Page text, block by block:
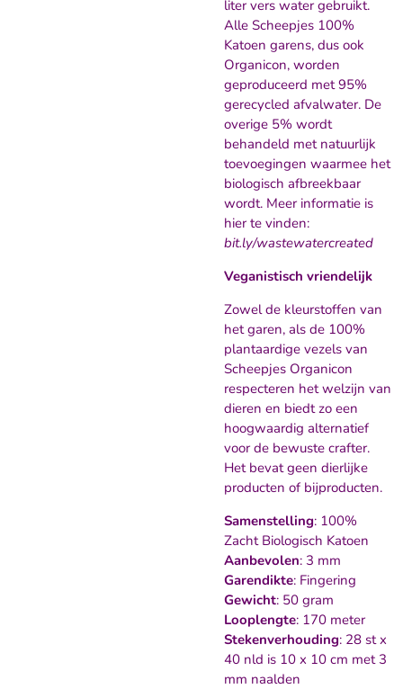
liter vers water gebruikt.
Alle Scheepjes 100%
Katoen garens, dus ook
Organicon, worden
geproduceerd met 95%
gerecycled afvalwater. De
overige 5% wordt
behandeld met natuurlijk
toevoegingen waarmee het
biologisch afbreekbaar
wordt. Meer informatie is
hier te vinden:
bit.ly/wastewatercreated
Veganistisch vriendelijk
Zowel de kleurstoffen van
het garen, als de 100%
plantaardige vezels van
Scheepjes Organicon
respecteren het welzijn van
dieren en biedt zo een
hoogwaardig alternatief
voor de bewuste crafter.
Het bevat geen dierlijke
producten of bijproducten.
Samenstelling: 100%
Zacht Biologisch Katoen
Aanbevolen: 3 mm
Garendikte: Fingering
Gewicht: 50 gram
Looplengte: 170 meter
Stekenverhouding: 28 st x
40 nld is 10 x 10 cm met 3
mm naalden